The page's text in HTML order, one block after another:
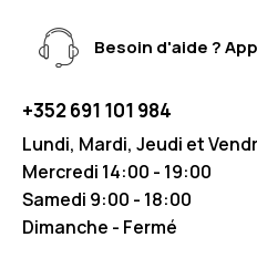
Besoin d'aide ?
+352 691 101 984
Lundi, Mardi, Jeudi et
Mercredi 14:00 - 19:00
Samedi 9:00 - 18:00
Dimanche - Fermé